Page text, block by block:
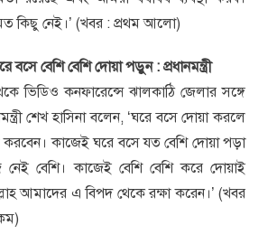
মত কিছু নেই।’ (খবর : প্রথম আলো)
বসে বেশি বেশি দোয়া পড়ুন : প্রধানমন্ত্রী
ভিডিও কনফারেন্সে ঝালকাঠি জেলার সঙ্গে
শেখ হাসিনা বলেন, ‘ঘরে বসে দোয়া করলে
কাজেই ঘরে বসে যত বেশি দোয়া পড়া
বেশি। কাজেই বেশি বেশি করে দোয়াই
আমাদের এ বিপদ থেকে রক্ষা করেন।’ (খবর